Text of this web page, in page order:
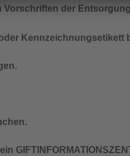
Vorschriften der
Kennzeichnungsetikett